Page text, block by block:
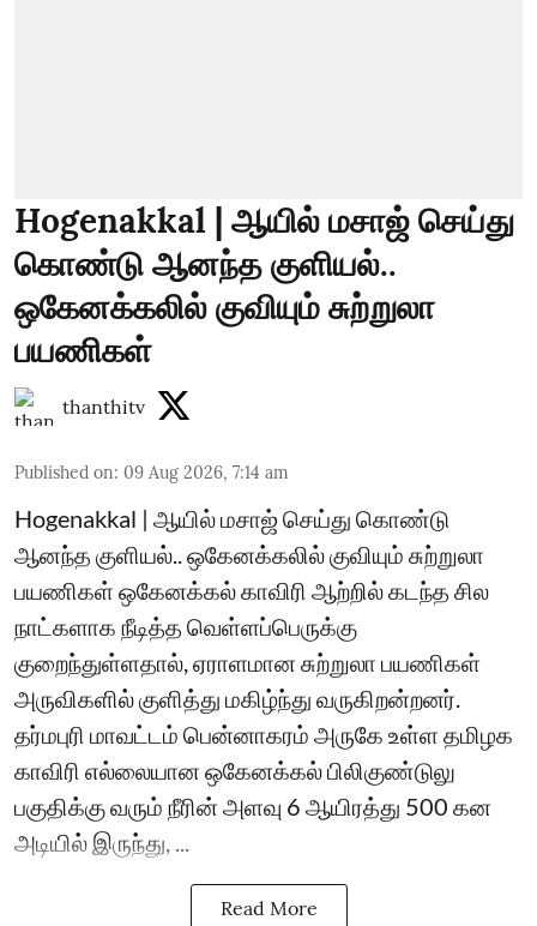
Hogenakkal | ஆயில் மசாஜ் செய்து
கொண்டு ஆனந்த குளியல்..
ஒகேனக்கலில் குவியும் சுற்றுலா
பயணிகள்
thanthitv
Published on: 09 Aug 2026, 7:14 am
Hogenakkal | ஆயில் மசாஜ் செய்து கொண்டு
ஆனந்த குளியல்.. ஒகேனக்கலில் குவியும் சுற்றுலா
பயணிகள் ஒகேனக்கல் காவிரி ஆற்றில் கடந்த சில
நாட்களாக நீடித்த வெள்ளப்பெருக்கு
குறைந்துள்ளதால், ஏராளமான சுற்றுலா பயணிகள்
அருவிகளில் குளித்து மகிழ்ந்து வருகிறன்றனர்.
தர்மபுரி மாவட்டம் பென்னாகரம் அருகே உள்ள தமிழக
காவிரி எல்லையான ஒகேனக்கல் பிலிகுண்டுலு
பகுதிக்கு வரும் நீரின் அளவு 6 ஆயிரத்து 500 கன
அடியில் இருந்து, ...
Read More